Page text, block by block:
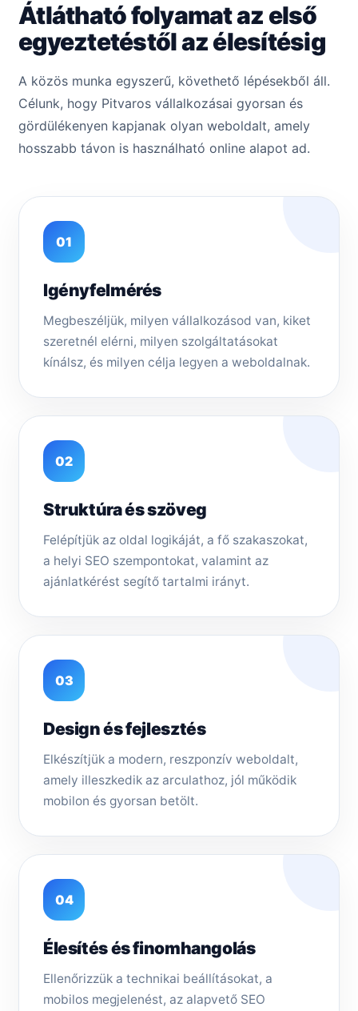
Átlátható folyamat az első
egyeztetéstől az élesítésig
A közös munka egyszerű, követhető lépésekből áll.
Célunk, hogy Pitvaros vállalkozásai gyorsan és
gördülékenyen kapjanak olyan weboldalt, amely
hosszabb távon is használható online alapot ad.
01
Igényfelmérés
Megbeszéljük, milyen vállalkozásod van, kiket
szeretnél elérni, milyen szolgáltatásokat
kínálsz, és milyen célja legyen a weboldalnak.
02
Struktúra és szöveg
Felépítjük az oldal logikáját, a fő szakaszokat,
a helyi SEO szempontokat, valamint az
ajánlatkérést segítő tartalmi irányt.
03
Design és fejlesztés
Elkészítjük a modern, reszponzív weboldalt,
amely illeszkedik az arculathoz, jól működik
mobilon és gyorsan betölt.
04
Élesítés és finomhangolás
Ellenőrizzük a technikai beállításokat, a
mobilos megjelenést, az alapvető SEO